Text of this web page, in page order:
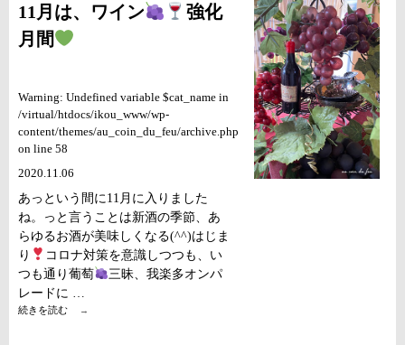
11月は、ワイン
強化
月間
Warning: Undefined variable $cat_name in
/virtual/htdocs/ikou_www/wp-
content/themes/au_coin_du_feu/archive.php
on line 58
2020.11.06
あっという間に11月に入りました
ね。っと言うことは新酒の季節、あ
らゆるお酒が美味しくなる(^^)はじま
り
コロナ対策を意識しつつも、い
つも通り葡萄
三昧、我楽多オンパ
レードに …
続きを読む →